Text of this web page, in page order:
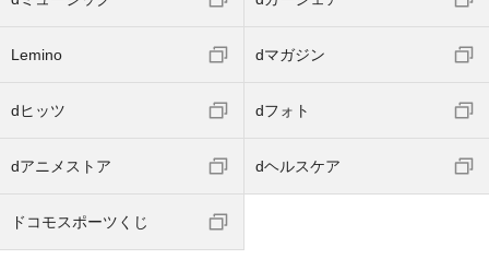
Lemino dマガジン
dヒッツ dフォト
dアニメストア dヘルスケア
ドコモスポーツくじ